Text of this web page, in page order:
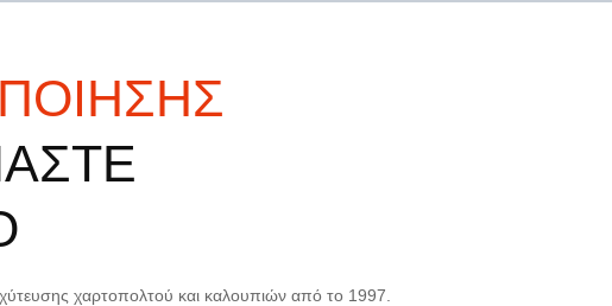
χαρτοπολτού και καλουπιών από το 1997.